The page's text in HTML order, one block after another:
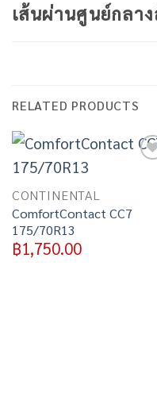
เส้นผ่านศูนย์กลา
RELATED PRODUCTS
CONTINENTAL
ComfortContact CC7
175/70R13
฿1,750.00